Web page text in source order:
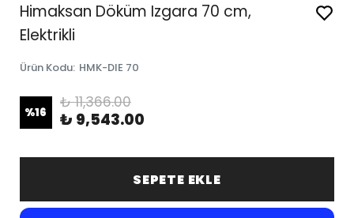
Himaksan Döküm Izgara 70 cm,
Elektrikli
Ürün Kodu: HMK-DIE 70
%16
₺ 11,366.00
₺ 9,543.00
SEPETE EKLE